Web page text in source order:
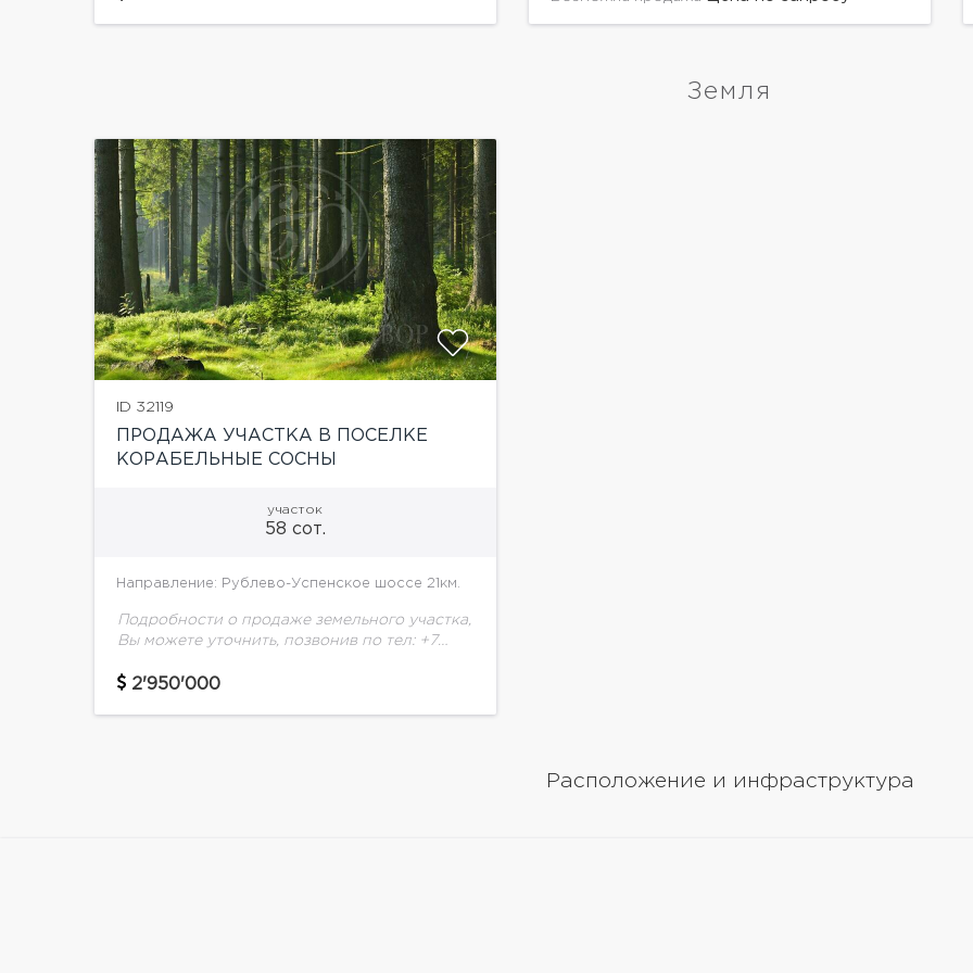
Земля
ID 32119
ПРОДАЖА УЧАСТКА В ПОСЕЛКЕ
КОРАБЕЛЬНЫЕ СОСНЫ
участок
58 сот.
Направление: Рублево-Успенское шоссе 21км.
Подробности о продаже земельного участка,
Вы можете уточнить, позвонив по тел: +7
2'950'000
Расположение и инфраструктура